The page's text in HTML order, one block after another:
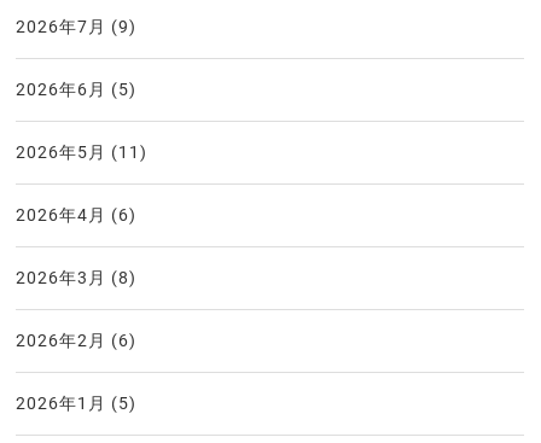
2026年7月 (9)
2026年6月 (5)
2026年5月 (11)
2026年4月 (6)
2026年3月 (8)
2026年2月 (6)
2026年1月 (5)